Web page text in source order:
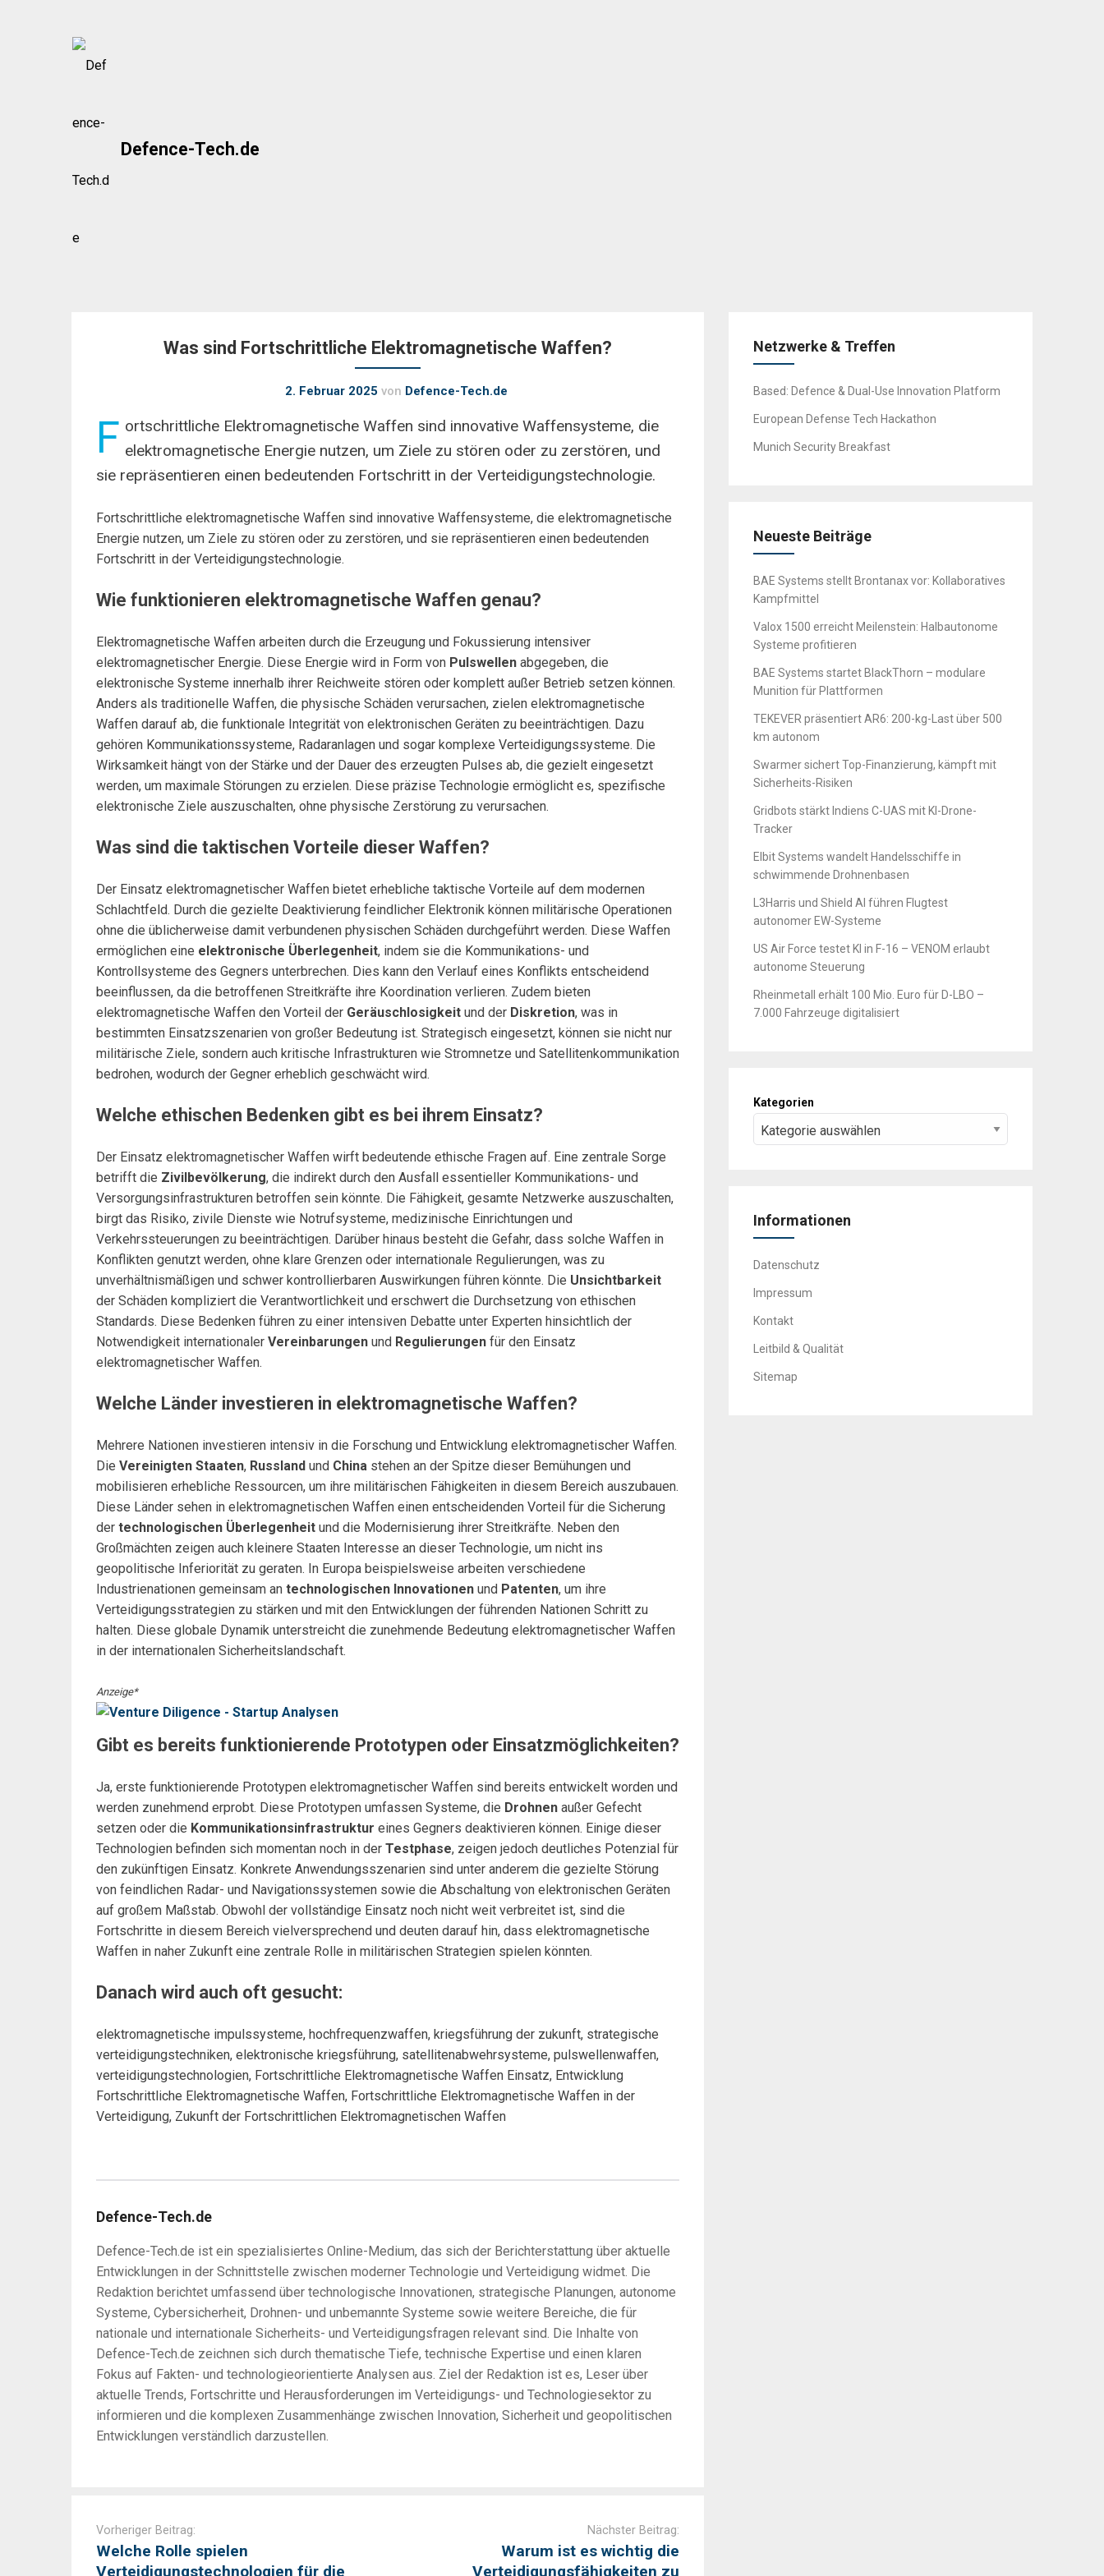
Defence-Tech.de
Was sind Fortschrittliche Elektromagnetische Waffen?
2. Februar 2025 von Defence-Tech.de
F ortschrittliche Elektromagnetische Waffen sind innovative Waffensysteme, die
elektromagnetische Energie nutzen, um Ziele zu stören oder zu zerstören, und
sie repräsentieren einen bedeutenden Fortschritt in der Verteidigungstechnologie.
Fortschrittliche elektromagnetische Waffen sind innovative Waffensysteme, die elektromagnetische
Energie nutzen, um Ziele zu stören oder zu zerstören, und sie repräsentieren einen bedeutenden
Fortschritt in der Verteidigungstechnologie.
Wie funktionieren elektromagnetische Waffen genau?
Elektromagnetische Waffen arbeiten durch die Erzeugung und Fokussierung intensiver
elektromagnetischer Energie. Diese Energie wird in Form von Pulswellen abgegeben, die
elektronische Systeme innerhalb ihrer Reichweite stören oder komplett außer Betrieb setzen können.
Anders als traditionelle Waffen, die physische Schäden verursachen, zielen elektromagnetische
Waffen darauf ab, die funktionale Integrität von elektronischen Geräten zu beeinträchtigen. Dazu
gehören Kommunikationssysteme, Radaranlagen und sogar komplexe Verteidigungssysteme. Die
Wirksamkeit hängt von der Stärke und der Dauer des erzeugten Pulses ab, die gezielt eingesetzt
werden, um maximale Störungen zu erzielen. Diese präzise Technologie ermöglicht es, spezifische
elektronische Ziele auszuschalten, ohne physische Zerstörung zu verursachen.
Was sind die taktischen Vorteile dieser Waffen?
Der Einsatz elektromagnetischer Waffen bietet erhebliche taktische Vorteile auf dem modernen
Schlachtfeld. Durch die gezielte Deaktivierung feindlicher Elektronik können militärische Operationen
ohne die üblicherweise damit verbundenen physischen Schäden durchgeführt werden. Diese Waffen
ermöglichen eine elektronische Überlegenheit, indem sie die Kommunikations- und
Kontrollsysteme des Gegners unterbrechen. Dies kann den Verlauf eines Konflikts entscheidend
beeinflussen, da die betroffenen Streitkräfte ihre Koordination verlieren. Zudem bieten
elektromagnetische Waffen den Vorteil der Geräuschlosigkeit und der Diskretion, was in
bestimmten Einsatzszenarien von großer Bedeutung ist. Strategisch eingesetzt, können sie nicht nur
militärische Ziele, sondern auch kritische Infrastrukturen wie Stromnetze und Satellitenkommunikation
bedrohen, wodurch der Gegner erheblich geschwächt wird.
Welche ethischen Bedenken gibt es bei ihrem Einsatz?
Der Einsatz elektromagnetischer Waffen wirft bedeutende ethische Fragen auf. Eine zentrale Sorge
betrifft die Zivilbevölkerung, die indirekt durch den Ausfall essentieller Kommunikations- und
Versorgungsinfrastrukturen betroffen sein könnte. Die Fähigkeit, gesamte Netzwerke auszuschalten,
birgt das Risiko, zivile Dienste wie Notrufsysteme, medizinische Einrichtungen und
Verkehrssteuerungen zu beeinträchtigen. Darüber hinaus besteht die Gefahr, dass solche Waffen in
Konflikten genutzt werden, ohne klare Grenzen oder internationale Regulierungen, was zu
unverhältnismäßigen und schwer kontrollierbaren Auswirkungen führen könnte. Die Unsichtbarkeit
der Schäden kompliziert die Verantwortlichkeit und erschwert die Durchsetzung von ethischen
Standards. Diese Bedenken führen zu einer intensiven Debatte unter Experten hinsichtlich der
Notwendigkeit internationaler Vereinbarungen und Regulierungen für den Einsatz
elektromagnetischer Waffen.
Welche Länder investieren in elektromagnetische Waffen?
Mehrere Nationen investieren intensiv in die Forschung und Entwicklung elektromagnetischer Waffen.
Die Vereinigten Staaten, Russland und China stehen an der Spitze dieser Bemühungen und
mobilisieren erhebliche Ressourcen, um ihre militärischen Fähigkeiten in diesem Bereich auszubauen.
Diese Länder sehen in elektromagnetischen Waffen einen entscheidenden Vorteil für die Sicherung
der technologischen Überlegenheit und die Modernisierung ihrer Streitkräfte. Neben den
Großmächten zeigen auch kleinere Staaten Interesse an dieser Technologie, um nicht ins
geopolitische Inferiorität zu geraten. In Europa beispielsweise arbeiten verschiedene
Industrienationen gemeinsam an technologischen Innovationen und Patenten, um ihre
Verteidigungsstrategien zu stärken und mit den Entwicklungen der führenden Nationen Schritt zu
halten. Diese globale Dynamik unterstreicht die zunehmende Bedeutung elektromagnetischer Waffen
in der internationalen Sicherheitslandschaft.
Anzeige*
Gibt es bereits funktionierende Prototypen oder Einsatzmöglichkeiten?
Ja, erste funktionierende Prototypen elektromagnetischer Waffen sind bereits entwickelt worden und
werden zunehmend erprobt. Diese Prototypen umfassen Systeme, die Drohnen außer Gefecht
setzen oder die Kommunikationsinfrastruktur eines Gegners deaktivieren können. Einige dieser
Technologien befinden sich momentan noch in der Testphase, zeigen jedoch deutliches Potenzial für
den zukünftigen Einsatz. Konkrete Anwendungsszenarien sind unter anderem die gezielte Störung
von feindlichen Radar- und Navigationssystemen sowie die Abschaltung von elektronischen Geräten
auf großem Maßstab. Obwohl der vollständige Einsatz noch nicht weit verbreitet ist, sind die
Fortschritte in diesem Bereich vielversprechend und deuten darauf hin, dass elektromagnetische
Waffen in naher Zukunft eine zentrale Rolle in militärischen Strategien spielen könnten.
Danach wird auch oft gesucht:
elektromagnetische impulssysteme, hochfrequenzwaffen, kriegsführung der zukunft, strategische
verteidigungstechniken, elektronische kriegsführung, satellitenabwehrsysteme, pulswellenwaffen,
verteidigungstechnologien, Fortschrittliche Elektromagnetische Waffen Einsatz, Entwicklung
Fortschrittliche Elektromagnetische Waffen, Fortschrittliche Elektromagnetische Waffen in der
Verteidigung, Zukunft der Fortschrittlichen Elektromagnetischen Waffen
Defence-Tech.de
Defence-Tech.de ist ein spezialisiertes Online-Medium, das sich der Berichterstattung über aktuelle
Entwicklungen in der Schnittstelle zwischen moderner Technologie und Verteidigung widmet. Die
Redaktion berichtet umfassend über technologische Innovationen, strategische Planungen, autonome
Systeme, Cybersicherheit, Drohnen- und unbemannte Systeme sowie weitere Bereiche, die für
nationale und internationale Sicherheits- und Verteidigungsfragen relevant sind. Die Inhalte von
Defence-Tech.de zeichnen sich durch thematische Tiefe, technische Expertise und einen klaren
Fokus auf Fakten- und technologieorientierte Analysen aus. Ziel der Redaktion ist es, Leser über
aktuelle Trends, Fortschritte und Herausforderungen im Verteidigungs- und Technologiesektor zu
informieren und die komplexen Zusammenhänge zwischen Innovation, Sicherheit und geopolitischen
Entwicklungen verständlich darzustellen.
navigation
Vorheriger Beitrag:
Welche Rolle spielen
Verteidigungstechnologien für die
Nächster Beitrag:
Warum ist es wichtig die
Verteidigungsfähigkeiten zu
Netzwerke & Treffen
Based: Defence & Dual-Use Innovation Platform
European Defense Tech Hackathon
Munich Security Breakfast
Neueste Beiträge
BAE Systems stellt Brontanax vor: Kollaboratives
Kampfmittel
Valox 1500 erreicht Meilenstein: Halbautonome
Systeme profitieren
BAE Systems startet BlackThorn – modulare
Munition für Plattformen
TEKEVER präsentiert AR6: 200-kg-Last über 500
km autonom
Swarmer sichert Top-Finanzierung, kämpft mit
Sicherheits-Risiken
Gridbots stärkt Indiens C-UAS mit KI-Drone-
Tracker
Elbit Systems wandelt Handelsschiffe in
schwimmende Drohnenbasen
L3Harris und Shield AI führen Flugtest
autonomer EW-Systeme
US Air Force testet KI in F-16 – VENOM erlaubt
autonome Steuerung
Rheinmetall erhält 100 Mio. Euro für D-LBO –
7.000 Fahrzeuge digitalisiert
Kategorien
Informationen
Datenschutz
Impressum
Kontakt
Leitbild & Qualität
Sitemap